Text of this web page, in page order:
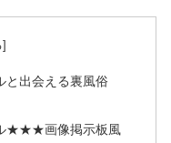
と出会える裏風俗
★★★画像掲示板風